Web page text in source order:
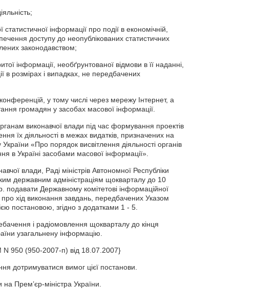
інформації про події в економічній,
доступу до неопублікованих статистичних
законодавством;
інформації, необґрунтованої відмови в її наданні,
в розмірах і випадках, не передбачених
у тому числі через мережу Інтернет, а
громадян у засобах масової інформації.
виконавчої влади під час формування проектів
їх діяльності в межах видатків, призначених на
«Про порядок висвітлення діяльності органів
в Україні засобами масової інформації».
влади, Раді міністрів Автономної Республіки
державним адміністраціям щокварталу до 10
Державному комітетові інформаційної
хід виконання завдань, передбачених Указом
постановою, згідно з додатками 1 - 5.
і радіомовлення щокварталу до кінця
узагальнену інформацію.
N 950 (950-2007-п) від 18.07.2007}
дотримуватися вимог цієї постанови.
Прем’єр-міністра України.